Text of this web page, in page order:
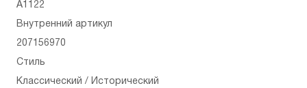
A1122
Внутренний артикул
207156970
Стиль
Классический / Исторический